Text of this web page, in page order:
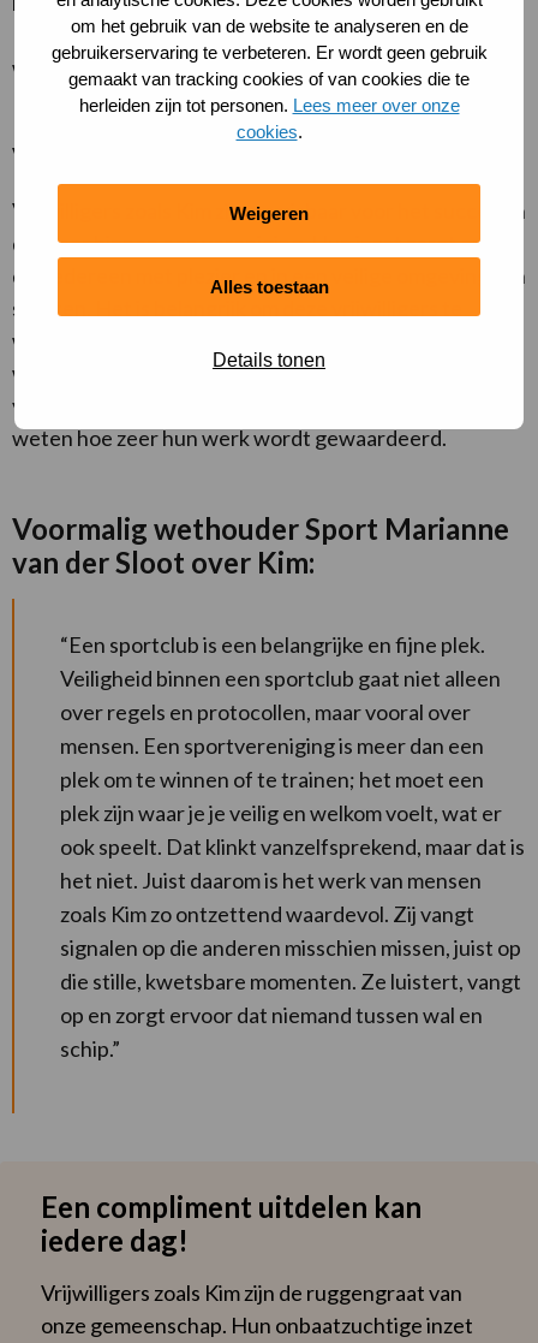
om het gebruik van de website te analyseren en de
gebruikerservaring te verbeteren. Er wordt geen gebruik
gemaakt van tracking cookies of van cookies die te
herleiden zijn tot personen. Lees meer over onze
cookies.
Weigeren
Alles toestaan
Details tonen
Dat is wel echt een heel belangrijk stukje waar ik aan
werk.”
Vrijwilligers maken het verschil
Vrijwilligers zoals Kim zijn onmisbaar voor het succes en
de sfeer binnen een vereniging. Hun inzet zorgt ervoor
dat iedereen met plezier en in een veilige omgeving kan
sporten. Het is belangrijk om deze vrijwilligers te
waarderen en te ondersteunen, zodat zij hun
waardevolle werk kunnen blijven doen. Dus de
volgende keer dat je een vrijwilliger ziet, laat hen
weten hoe zeer hun werk wordt gewaardeerd.
Voormalig wethouder Sport Marianne
van der Sloot over Kim:
“Een sportclub is een belangrijke en fijne plek.
Veiligheid binnen een sportclub gaat niet alleen
over regels en protocollen, maar vooral over
mensen. Een sportvereniging is meer dan een
plek om te winnen of te trainen; het moet een
plek zijn waar je je veilig en welkom voelt, wat er
ook speelt. Dat klinkt vanzelfsprekend, maar dat is
het niet. Juist daarom is het werk van mensen
zoals Kim zo ontzettend waardevol. Zij vangt
signalen op die anderen misschien missen, juist op
die stille, kwetsbare momenten. Ze luistert, vangt
op en zorgt ervoor dat niemand tussen wal en
schip.”
Een compliment uitdelen kan
iedere dag!
Vrijwilligers zoals Kim zijn de ruggengraat van
onze gemeenschap. Hun onbaatzuchtige inzet